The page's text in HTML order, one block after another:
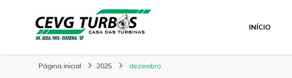
CEVG Turbinas
INÍCIO
Página inicial 2025 dezembro